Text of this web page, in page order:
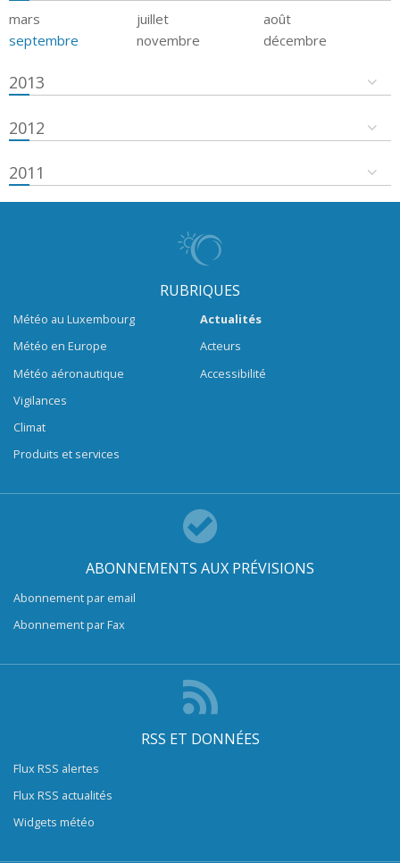
mars juillet
août
septembre
novembre décembre
2013
2012
2011
RUBRIQUES
Météo au Luxembourg
Météo en Europe
Météo aéronautique
Vigilances
Climat
Produits et services
Actualités
Acteurs
Accessibilité
ABONNEMENTS AUX PRÉVISIONS
Abonnement par email
Abonnement par Fax
RSS ET DONNÉES
Flux RSS alertes
Flux RSS actualités
Widgets météo